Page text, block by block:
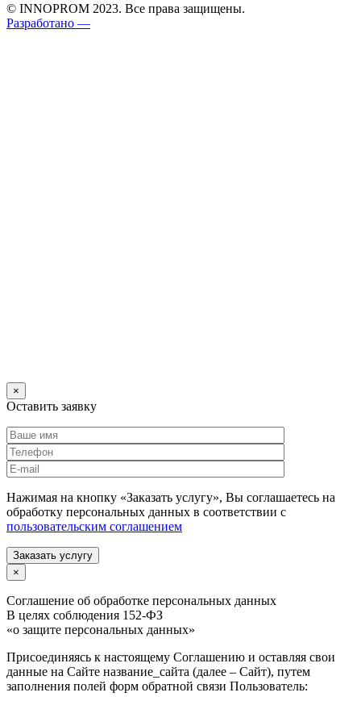
© INNOPROM 2023. Все права защищены.
Разработано —
×
Оставить заявку
Нажимая на кнопку «Заказать услугу», Вы соглашаетесь на
обработку персональных данных в соответствии с
пользовательским соглашением
Заказать услугу
×
Соглашение об обработке персональных данных
В целях соблюдения 152-ФЗ
«о защите персональных данных»
Присоединяясь к настоящему Соглашению и оставляя свои
данные на Сайте название_сайта (далее – Сайт), путем
заполнения полей форм обратной связи Пользователь: